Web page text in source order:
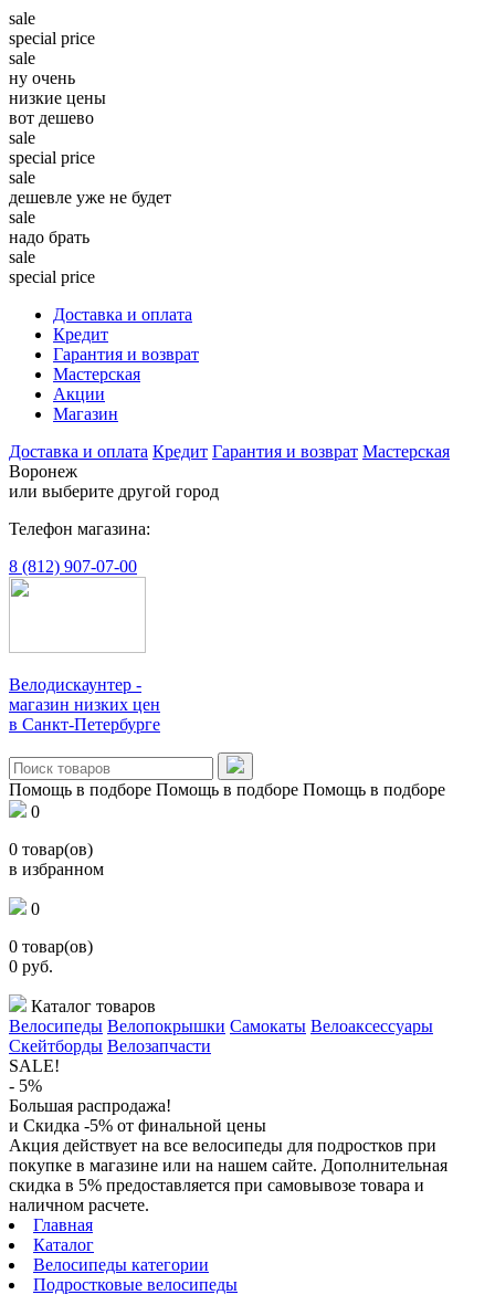
sale
special price
sale
ну очень
низкие цены
вот дешево
sale
special price
sale
дешевле уже не будет
sale
надо брать
sale
special price
Доставка и оплата
Кредит
Гарантия и возврат
Мастерская
Акции
Магазин
Доставка и оплата Кредит Гарантия и возврат Мастерская
Воронеж
или выберите другой город
Телефон магазина:
8 (812) 907-07-00
Велодискаунтер -
магазин низких цен
в Санкт-Петербурге
Помощь в подборе Помощь в подборе Помощь в подборе
0
0 товар(ов)
в избранном
0
0 товар(ов)
0 руб.
Каталог товаров
Велосипеды Велопокрышки Самокаты Велоаксессуары
Скейтборды Велозапчасти
SALE!
- 5%
Большая распродажа!
и Скидка -5% от финальной цены
Акция действует на все велосипеды для подростков при
покупке в магазине или на нашем сайте. Дополнительная
скидка в 5% предоставляется при самовывозе товара и
наличном расчете.
Главная
Каталог
Велосипеды категории
Подростковые велосипеды